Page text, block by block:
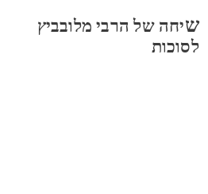
יחה של הרבי מלובביץ